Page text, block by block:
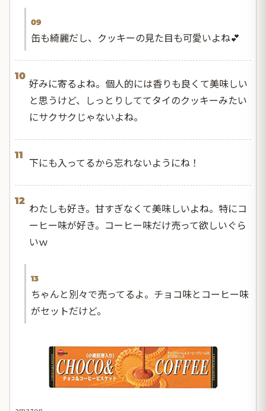
09
缶も綺麗だし、クッキーの見た目も可愛いよね💕
10
好みに寄るよね。個人的には香りも良くて美味しい
と思うけど、しっとりしててタイのクッキーみたい
にサクサクじゃないよね。
11
下にも入ってるから忘れないようにね！
12
わたしも好き。甘すぎなくて美味しいよね。特にコ
ーヒー味が好き。コーヒー味だけ売って欲しいぐら
いｗ
13
ちゃんと別々で売ってるよ。チョコ味とコーヒー味
がセットだけど。